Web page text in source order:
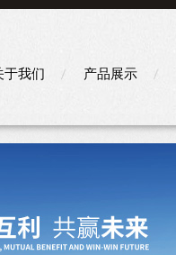
于我们 产品展示